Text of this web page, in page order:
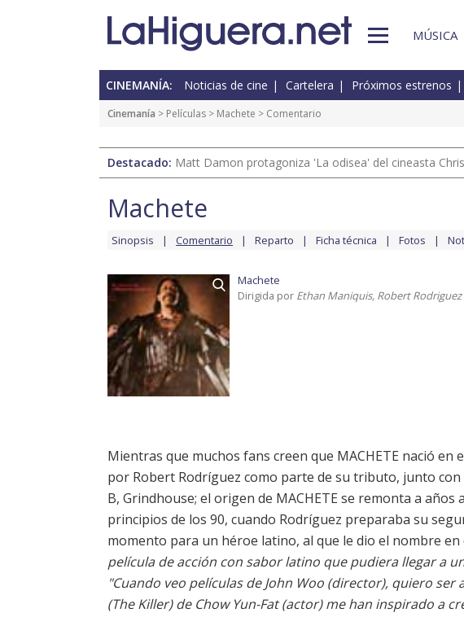
MÚSICA
CINEMANÍA: Noticias de cine Cartelera Próximos estrenos
Cinemanía > Películas > Machete > Comentario
Destacado: Matt Damon protagoniza 'La odisea' del cineasta
Machete
Sinopsis Comentario Reparto Ficha técnica Fotos
Machete
Dirigida por Ethan Maniquis, Robert Rodriguez
Mientras que muchos fans creen que MACHETE nació en
por Robert Rodríguez como parte de su tributo, junto
B, Grindhouse; el origen de MACHETE se remonta a
principios de los 90, cuando Rodríguez preparaba su
momento para un héroe latino, al que le dio el nombre en
película de acción con sabor latino que pudiera llegar a
"Cuando veo películas de John Woo (director), quiero ser
(The Killer) de Chow Yun-Fat (actor) me han inspirado a